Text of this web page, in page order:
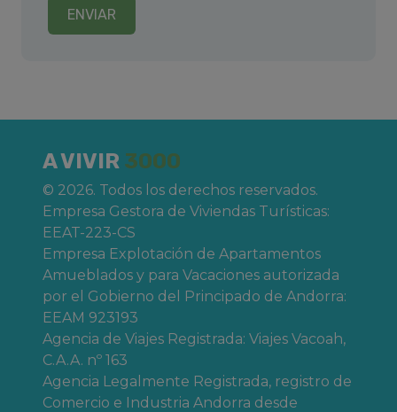
ENVIAR
A VIVIR 3000
© 2026. Todos los derechos reservados.
Empresa Gestora de Viviendas Turísticas:
EEAT-223-CS
Empresa Explotación de Apartamentos
Amueblados y para Vacaciones autorizada
por el Gobierno del Principado de Andorra:
EEAM 923193
Agencia de Viajes Registrada: Viajes Vacoah,
C.A.A. nº 163
Agencia Legalmente Registrada, registro de
Comercio e Industria Andorra desde